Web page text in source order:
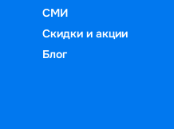
СМИ
Скидки и акции
Блог